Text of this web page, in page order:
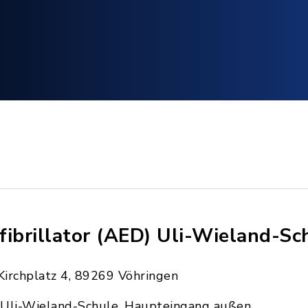
(AED) Uli-Wieland-
4, 89269 Vöhringen